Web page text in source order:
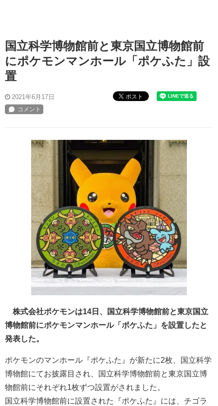
国立科学博物館前と東京国立博物館前
にポケモンマンホール「ポケふた」設
置
2021年6月17日 ポスト
株式会社ポケモンは14日、国立科学博物館前と東京国立
博物館前にポケモンマンホール「ポケふた」を設置したと
発表した。
ポケモンのマンホール『ポケふた』が新たに2枚、国立科学
博物館にてお披露目され、国立科学博物館前と東京国立博
物館前にそれぞれ1枚ずつ設置がされました。
国立科学博物館前に設置された『ポケふた』には、チゴラ